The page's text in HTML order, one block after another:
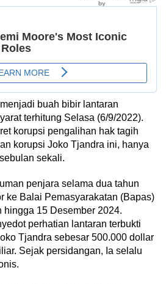
buah bibir lantaran
terhitung Selasa (6/9/2022).
korupsi pengalihan hak tagih
korupsi Joko Tjandra ini, hanya
sekali.
penjara selama dua tahun
ke Balai Pemasyarakatan (Bapas)
hingga 15 Desember 2024.
perhatian lantaran terbukti
Tjandra sebesar 500.000 dollar
Sejak persidangan, Ia selalu